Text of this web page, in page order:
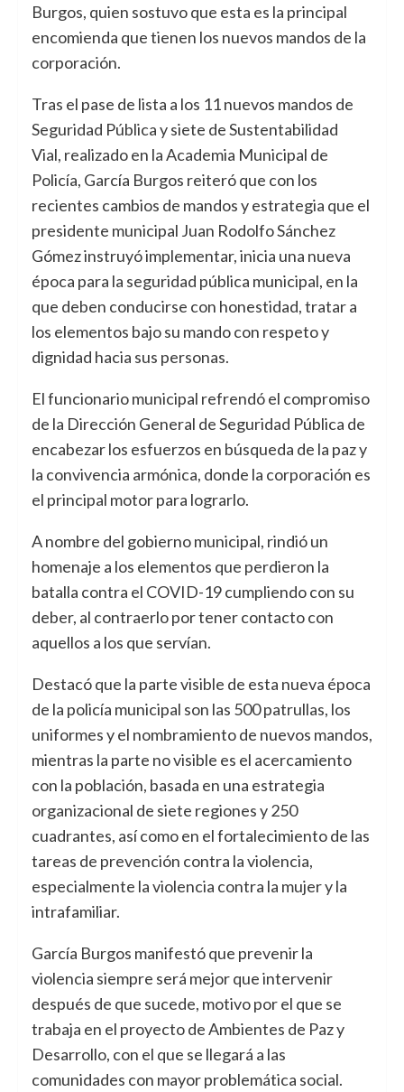
Burgos, quien sostuvo que esta es la principal
encomienda que tienen los nuevos mandos de la
corporación.
Tras el pase de lista a los 11 nuevos mandos de
Seguridad Pública y siete de Sustentabilidad
Vial, realizado en la Academia Municipal de
Policía, García Burgos reiteró que con los
recientes cambios de mandos y estrategia que el
presidente municipal Juan Rodolfo Sánchez
Gómez instruyó implementar, inicia una nueva
época para la seguridad pública municipal, en la
que deben conducirse con honestidad, tratar a
los elementos bajo su mando con respeto y
dignidad hacia sus personas.
El funcionario municipal refrendó el compromiso
de la Dirección General de Seguridad Pública de
encabezar los esfuerzos en búsqueda de la paz y
la convivencia armónica, donde la corporación es
el principal motor para lograrlo.
A nombre del gobierno municipal, rindió un
homenaje a los elementos que perdieron la
batalla contra el COVID-19 cumpliendo con su
deber, al contraerlo por tener contacto con
aquellos a los que servían.
Destacó que la parte visible de esta nueva época
de la policía municipal son las 500 patrullas, los
uniformes y el nombramiento de nuevos mandos,
mientras la parte no visible es el acercamiento
con la población, basada en una estrategia
organizacional de siete regiones y 250
cuadrantes, así como en el fortalecimiento de las
tareas de prevención contra la violencia,
especialmente la violencia contra la mujer y la
intrafamiliar.
García Burgos manifestó que prevenir la
violencia siempre será mejor que intervenir
después de que sucede, motivo por el que se
trabaja en el proyecto de Ambientes de Paz y
Desarrollo, con el que se llegará a las
comunidades con mayor problemática social.